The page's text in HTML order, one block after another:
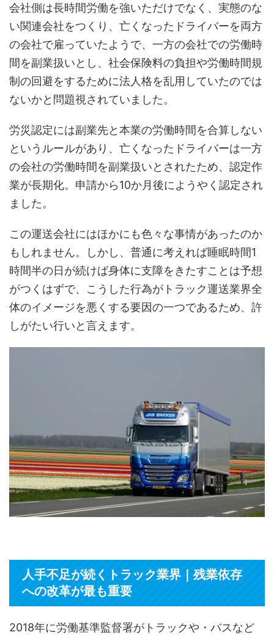
会社側は長時間労働を強いただけでなく、実態のな
い関連会社をつくり、亡くなったドライバーを両方
の会社で雇っていたようで、一方の会社での労働時
間を副業扱いとし、社会保険料の負担や労働時間規
制の回避をするために法人格を乱用していたのでは
ないかと問題視されていました。
労災認定には副業先と本業の労働時間を合算しない
というルールがあり、亡くなったドライバーは一方
の会社の労働時間を副業扱いとされたため、認定作
業が長期化。申請から10か月後にようやく認定され
ました。
この運送会社にはほかにも色々な事情があったのか
もしれません。しかし、普通に考えれば睡眠時間1
時間半の日が続けば身体に支障をきたすことは予想
がつくはずで、こうした行為がトラック運送業界全
体のイメージを悪くする要因の一つであるため、許
しがたい行いと言えます。
人手不足が続くトラック業界｜残業依存
への改革が最も重要
2018年に労働基準監督署がトラックや・バスなど